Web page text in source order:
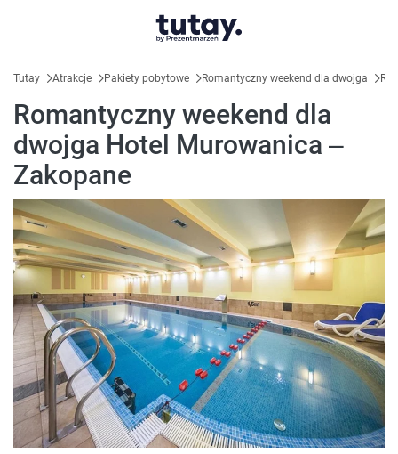
Tutay Atrakcje Pakiety pobytowe Romantyczny weekend dla dwojga
Romantyczny weekend dla
dwojga Hotel Murowanica –
Zakopane